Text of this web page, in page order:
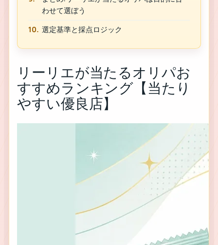
わせて選ぼう
選定基準と採点ロジック
リーリエが当たるオリパお
すすめランキング【当たり
やすい優良店】